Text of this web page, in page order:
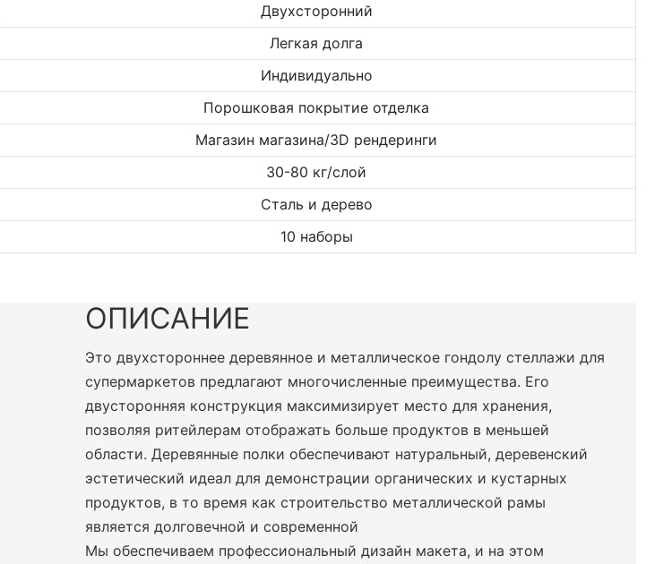
Двухсторонний
Легкая долга
Индивидуально
Порошковая покрытие отделка
Магазин магазина/3D рендеринги
30-80 кг/слой
Сталь и дерево
10 наборы
ОПИСАНИЕ
Это двухстороннее деревянное и металлическое гондолу стеллажи для
супермаркетов предлагают многочисленные преимущества. Его
двусторонняя конструкция максимизирует место для хранения,
позволяя ритейлерам отображать больше продуктов в меньшей
области. Деревянные полки обеспечивают натуральный, деревенский
эстетический идеал для демонстрации органических и кустарных
продуктов, в то время как строительство металлической рамы
является долговечной и современной
Мы обеспечиваем профессиональный дизайн макета, и на этом